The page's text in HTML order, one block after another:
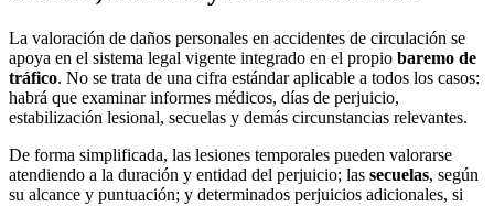
La valoración de daños personales en accidentes de circulación se
apoya en el sistema legal vigente integrado en el propio baremo de
tráfico. No se trata de una cifra estándar aplicable a todos los casos:
habrá que examinar informes médicos, días de perjuicio,
estabilización lesional, secuelas y demás circunstancias relevantes.
De forma simplificada, las lesiones temporales pueden valorarse
atendiendo a la duración y entidad del perjuicio; las secuelas, según
su alcance y puntuación; y determinados perjuicios adicionales, si